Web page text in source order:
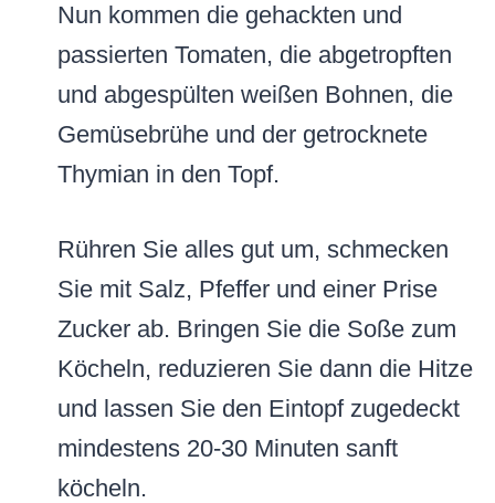
Nun kommen die gehackten und
passierten Tomaten, die abgetropften
und abgespülten weißen Bohnen, die
Gemüsebrühe und der getrocknete
Thymian in den Topf.
Rühren Sie alles gut um, schmecken
Sie mit Salz, Pfeffer und einer Prise
Zucker ab. Bringen Sie die Soße zum
Köcheln, reduzieren Sie dann die Hitze
und lassen Sie den Eintopf zugedeckt
mindestens 20-30 Minuten sanft
köcheln.